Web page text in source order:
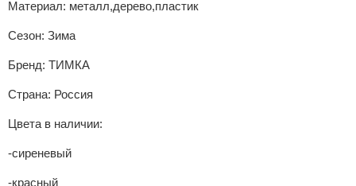
Материал: металл,дерево,пластик
Сезон: Зима
Бренд: ТИМКА
Страна: Россия
Цвета в наличии:
-сиреневый
-красный